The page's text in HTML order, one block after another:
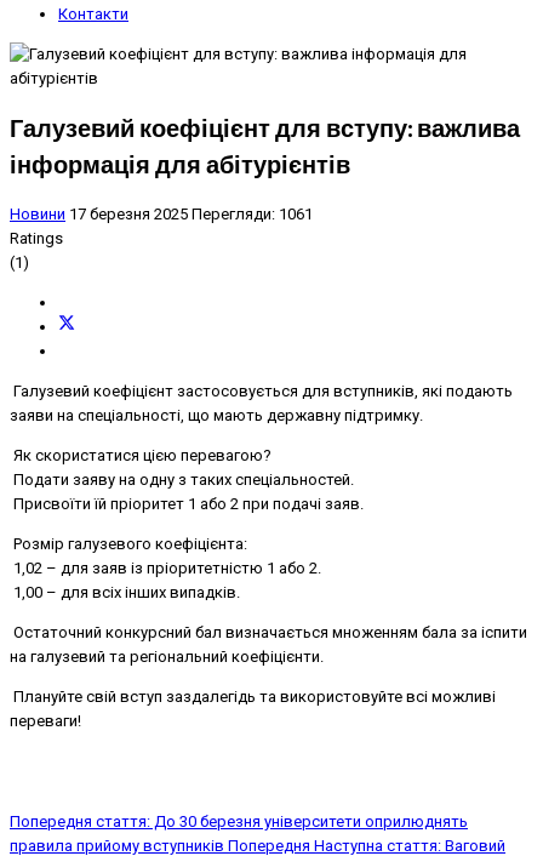
Контакти
Галузевий коефіцієнт для вступу: важлива
інформація для абітурієнтів
Новини 17 березня 2025 Перегляди: 1061
Ratings
(1)
Галузевий коефіцієнт застосовується для вступників, які подають
заяви на спеціальності, що мають державну підтримку.
Як скористатися цією перевагою?
Подати заяву на одну з таких спеціальностей.
Присвоїти їй пріоритет 1 або 2 при подачі заяв.
Розмір галузевого коефіцієнта:
1,02 – для заяв із пріоритетністю 1 або 2.
1,00 – для всіх інших випадків.
Остаточний конкурсний бал визначається множенням бала за іспити
на галузевий та регіональний коефіцієнти.
Плануйте свій вступ заздалегідь та використовуйте всі можливі
переваги!
Попередня стаття: До 30 березня університети оприлюднять
правила прийому вступників Попередня Наступна стаття: Ваговий